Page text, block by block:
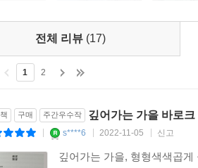
전체 리뷰 (17)
1 2
구매 주간우수작 깊어가는 가을 바로
s****6 2022-11-05 신고
깊어가는 가을, 형형색색곱